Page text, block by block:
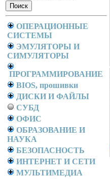
ОПЕРАЦИОННЫЕ
СИСТЕМЫ
ЭМУЛЯТОРЫ И
СИМУЛЯТОРЫ
ПРОГРАММИРОВАНИЕ
BIOS, прошивки
ДИСКИ И ФАЙЛЫ
СУБД
ОФИС
ОБРАЗОВАНИЕ И
НАУКА
БЕЗОПАСНОСТЬ
ИНТЕРНЕТ И СЕТИ
МУЛЬТИМЕДИА